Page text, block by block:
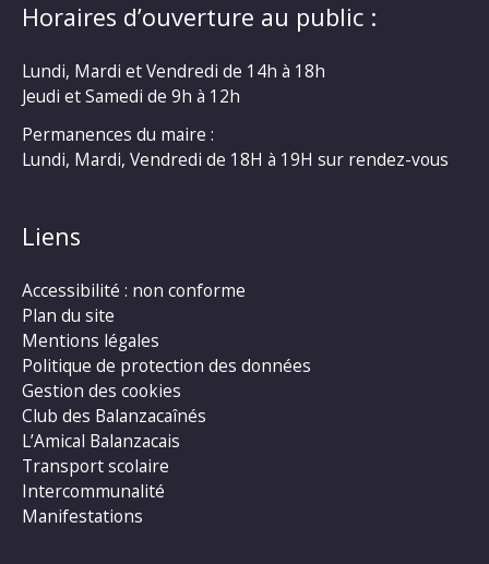
Horaires d’ouverture au public :
Lundi, Mardi et Vendredi de 14h à 18h
Jeudi et Samedi de 9h à 12h
Permanences du maire :
Lundi, Mardi, Vendredi de 18H à 19H sur rendez-vous
Liens
Accessibilité : non conforme
Plan du site
Mentions légales
Politique de protection des données
Gestion des cookies
Club des Balanzacaînés
L’Amical Balanzacais
Transport scolaire
Intercommunalité
Manifestations